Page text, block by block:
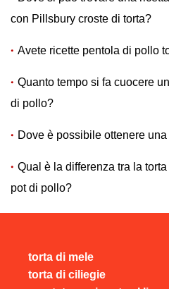
con Pillsbury croste di torta?
Avete ricette pentola di pollo
Quanto tempo si fa cuocere
di pollo?
Dove è possibile ottenere
Qual è la differenza tra la
pot di pollo?
torta di mele
torta di ciliegie